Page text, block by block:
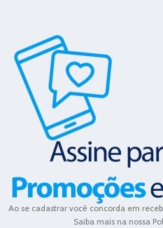
Ao se cadastrar você concorda em
Saiba mais na nossa